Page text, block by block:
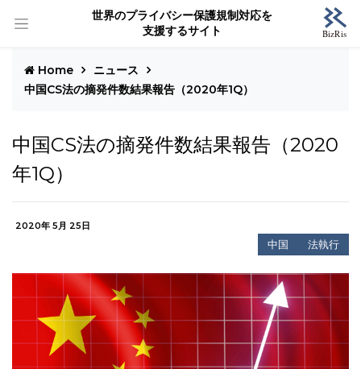
世界のプライバシー保護規制対応を
支援するサイト
Home
ニュース
中国CS法の摘発件数結果報告（2020年1Q）
中国CS法の摘発件数結果報告（2020
年1Q）
2020年 5月 25日
中国 法執行